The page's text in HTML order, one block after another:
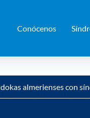
Conócenos
almerienses con